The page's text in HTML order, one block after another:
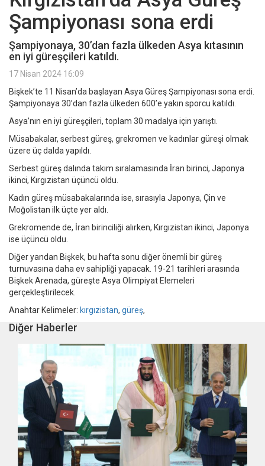
Şampiyonası sona erdi
Şampiyonaya, 30’dan fazla ülkeden Asya kıtasının
en iyi güreşçileri katıldı.
17 Nisan 2024 16:09
Bişkek’te 11 Nisan’da başlayan Asya Güreş Şampiyonası sona erdi.
Şampiyonaya 30’dan fazla ülkeden 600’e yakın sporcu katıldı.
Asya’nın en iyi güreşçileri, toplam 30 madalya için yarıştı.
Müsabakalar, serbest güreş, grekromen ve kadınlar güreşi olmak
üzere üç dalda yapıldı.
Serbest güreş dalında takım sıralamasında İran birinci, Japonya
ikinci, Kırgızistan üçüncü oldu.
Kadın güreş müsabakalarında ise, sırasıyla Japonya, Çin ve
Moğolistan ilk üçte yer aldı.
Grekromende de, İran birinciliği alırken, Kırgızistan ikinci, Japonya
ise üçüncü oldu.
Diğer yandan Bişkek, bu hafta sonu diğer önemli bir güreş
turnuvasına daha ev sahipliği yapacak. 19-21 tarihleri arasında
Bişkek Arenada, güreşte Asya Olimpiyat Elemeleri
gerçekleştirilecek.
Anahtar Kelimeler: kırgızistan, güreş,
Diğer Haberler